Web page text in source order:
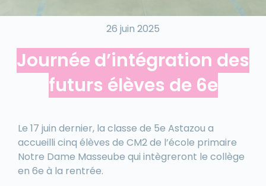
26 juin 2025
Journée d’intégration des
futurs élèves de 6e
Le 17 juin dernier, la classe de 5e Astazou a
accueilli cinq élèves de CM2 de l’école primaire
Notre Dame Masseube qui intègreront le collège
en 6e à la rentrée.